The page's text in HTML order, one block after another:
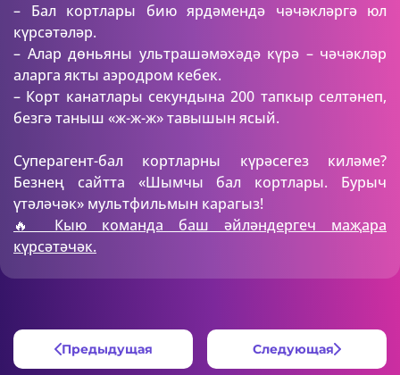
– Бал кортлары бию ярдәмендә чәчәкләргә юл
күрсәтәләр.
– Алар дөньяны ультрашәмәхәдә күрә – чәчәкләр
аларга якты аэродром кебек.
– Корт канатлары секундына 200 тапкыр селтәнеп,
безгә таныш «ж-ж-ж» тавышын ясый.
Суперагент-бал кортларны күрәсегез киләме?
Безнең сайтта «Шымчы бал кортлары. Бурыч
үтәләчәк» мультфильмын карагыз!
🔥 Кыю команда баш әйләндергеч маҗара
күрсәтәчәк.
Предыдущая Следующая